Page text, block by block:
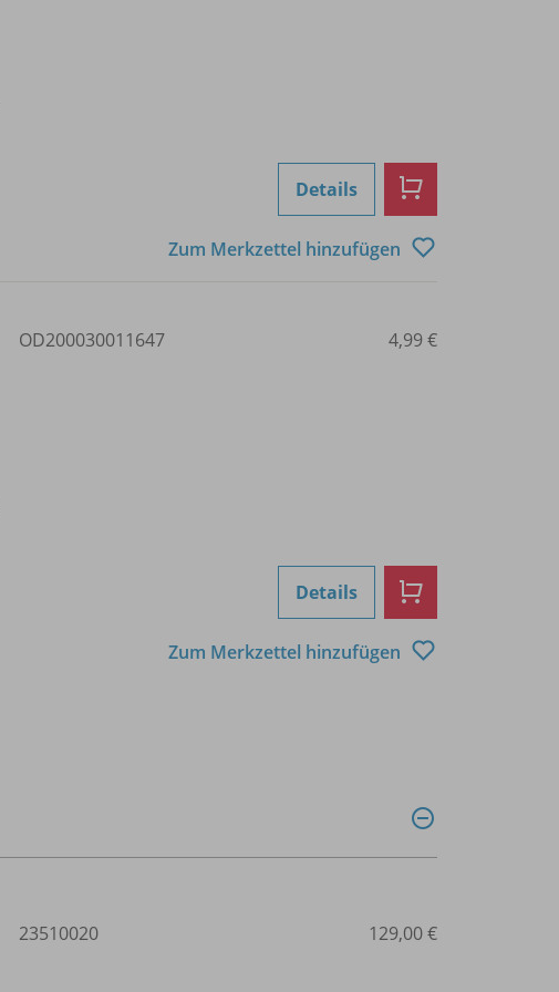
Details
Zum Merkzettel hinzufügen
OD200030011647 4,99 €
Details
Zum Merkzettel hinzufügen
23510020 129,00 €